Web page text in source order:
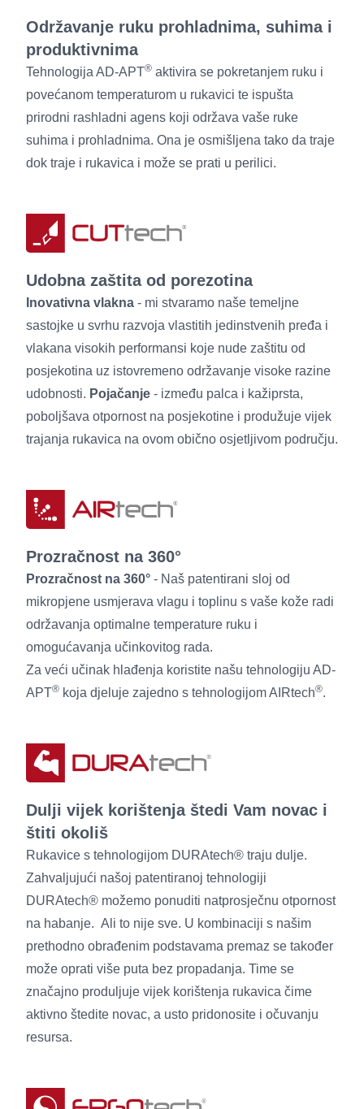
Održavanje ruku prohladnima, suhima i
produktivnima
Tehnologija AD-APT® aktivira se pokretanjem ruku i
povećanom temperaturom u rukavici te ispušta
prirodni rashladni agens koji održava vaše ruke
suhima i prohladnima. Ona je osmišljena tako da traje
dok traje i rukavica i može se prati u perilici.
Udobna zaštita od porezotina
Inovativna vlakna - mi stvaramo naše temeljne
sastojke u svrhu razvoja vlastitih jedinstvenih pređa i
vlakana visokih performansi koje nude zaštitu od
posjekotina uz istovremeno održavanje visoke razine
udobnosti. Pojačanje - između palca i kažiprsta,
poboljšava otpornost na posjekotine i produžuje vijek
trajanja rukavica na ovom obično osjetljivom području.
Prozračnost na 360°
Prozračnost na 360° - Naš patentirani sloj od
mikropjene usmjerava vlagu i toplinu s vaše kože radi
održavanja optimalne temperature ruku i
omogućavanja učinkovitog rada.
Za veći učinak hlađenja koristite našu tehnologiju AD-
APT® koja djeluje zajedno s tehnologijom AIRtech®.
Dulji vijek korištenja štedi Vam novac i
štiti okoliš
Rukavice s tehnologijom DURAtech® traju dulje.
Zahvaljujući našoj patentiranoj tehnologiji
DURAtech® možemo ponuditi natprosječnu otpornost
na habanje. Ali to nije sve. U kombinaciji s našim
prethodno obrađenim podstavama premaz se također
može oprati više puta bez propadanja. Time se
značajno produljuje vijek korištenja rukavica čime
aktivno štedite novac, a usto pridonosite i očuvanju
resursa.